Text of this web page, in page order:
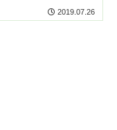
2019.07.26